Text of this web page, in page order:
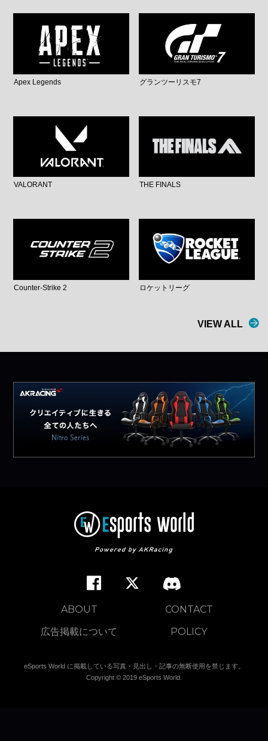
Apex Legends グランツーリスモ7
VALORANT THE FINALS
Counter-Strike 2 ロケットリーグ
VIEW ALL
ABOUT
CONTACT
広告掲載について
POLICY
eSports World に掲載している写真・見出し・記事の無断使用を禁じます。
Copyright © 2019 eSports World.